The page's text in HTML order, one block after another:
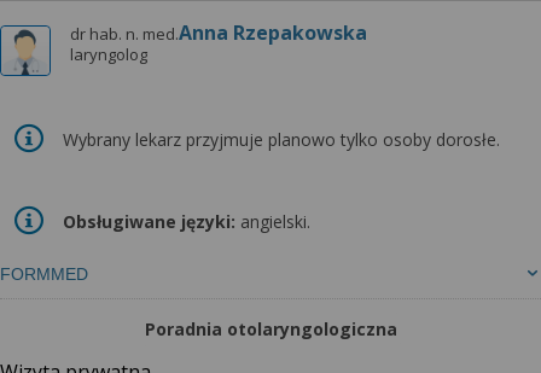
dr hab. n. med.Anna Rzepakowska
laryngolog
FORMMED
Wybrany lekarz przyjmuje planowo tylko osoby dorosłe.
Obsługiwane języki: angielski.
Poradnia otolaryngologiczna